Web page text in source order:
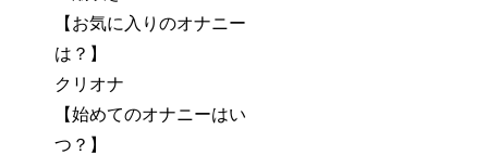
【お気に入りのオナニー
は？】
クリオナ
【始めてのオナニーはい
つ？】